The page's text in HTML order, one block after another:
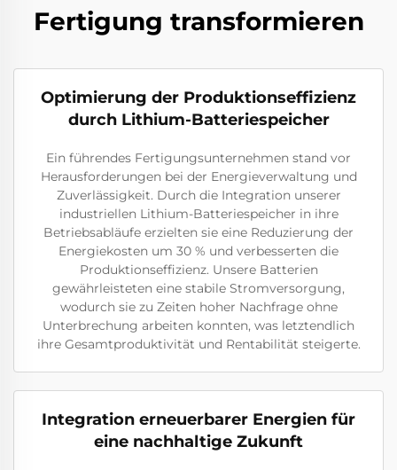
Fertigung transformieren
Optimierung der Produktionseffizienz
durch Lithium-Batteriespeicher
Ein führendes Fertigungsunternehmen stand vor
Herausforderungen bei der Energieverwaltung und
Zuverlässigkeit. Durch die Integration unserer
industriellen Lithium-Batteriespeicher in ihre
Betriebsabläufe erzielten sie eine Reduzierung der
Energiekosten um 30 % und verbesserten die
Produktionseffizienz. Unsere Batterien
gewährleisteten eine stabile Stromversorgung,
wodurch sie zu Zeiten hoher Nachfrage ohne
Unterbrechung arbeiten konnten, was letztendlich
ihre Gesamtproduktivität und Rentabilität steigerte.
Integration erneuerbarer Energien für
eine nachhaltige Zukunft